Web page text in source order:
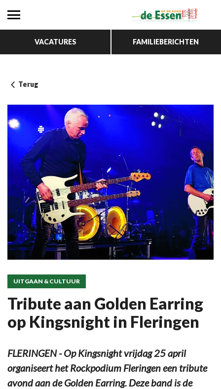
VACATURES FAMILIEBERICHTEN
Terug
UITGAAN & CULTUUR
Tribute aan Golden Earring
op Kingsnight in Fleringen
FLERINGEN - Op Kingsnight vrijdag 25 april
organiseert het Rockpodium Fleringen een tribute
avond aan de Golden Earring. Deze band is de